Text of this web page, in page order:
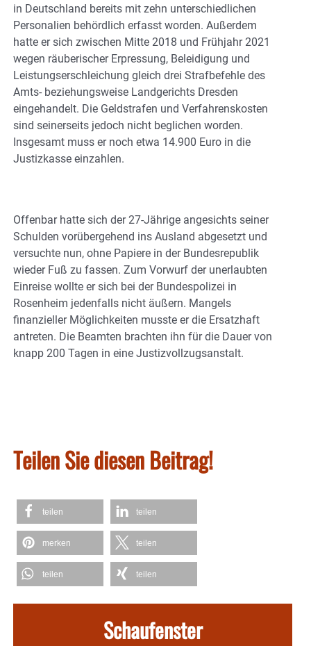
in Deutschland bereits mit zehn unterschiedlichen
Personalien behördlich erfasst worden. Außerdem
hatte er sich zwischen Mitte 2018 und Frühjahr 2021
wegen räuberischer Erpressung, Beleidigung und
Leistungserschleichung gleich drei Strafbefehle des
Amts- beziehungsweise Landgerichts Dresden
eingehandelt. Die Geldstrafen und Verfahrenskosten
sind seinerseits jedoch nicht beglichen worden.
Insgesamt muss er noch etwa 14.900 Euro in die
Justizkasse einzahlen.
Offenbar hatte sich der 27-Jährige angesichts seiner
Schulden vorübergehend ins Ausland abgesetzt und
versuchte nun, ohne Papiere in der Bundesrepublik
wieder Fuß zu fassen. Zum Vorwurf der unerlaubten
Einreise wollte er sich bei der Bundespolizei in
Rosenheim jedenfalls nicht äußern. Mangels
finanzieller Möglichkeiten musste er die Ersatzhaft
antreten. Die Beamten brachten ihn für die Dauer von
knapp 200 Tagen in eine Justizvollzugsanstalt.
Teilen Sie diesen Beitrag!
teilen teilen
merken teilen
teilen teilen
Schaufenster